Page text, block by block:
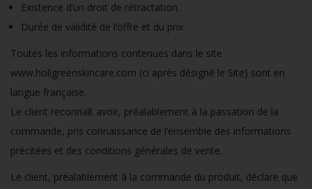
Existence d’un droit de rétractation.
Durée de validité de l’offre et du prix.
Toutes les informations contenues dans le site
www.holigreenskincare.com (ci après désigné le Site) sont en
langue française.
Le client reconnaît avoir, préalablement à la passation de la
commande, pris connaissance de l’ensemble des informations
précitées et des conditions générales de vente.
Le client, préalablement à la commande du produit, déclare que